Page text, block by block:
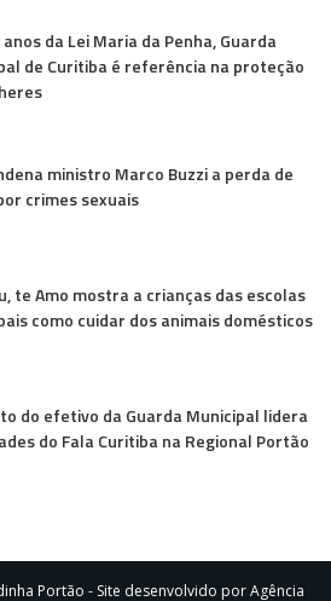
da Lei Maria da Penha, Guarda
de Curitiba é referência na proteção
ministro Marco Buzzi a perda de
crimes sexuais
te Amo mostra a crianças das escolas
como cuidar dos animais domésticos
do efetivo da Guarda Municipal lidera
do Fala Curitiba na Regional Portão
Portão - Site desenvolvido por Agência